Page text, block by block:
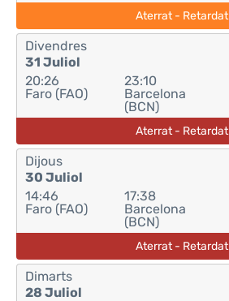
Aterrat - Retardat
Divendres
31 Juliol
20:26
Faro (FAO)
23:10
Barcelona
(BCN)
Aterrat - Retardat
Dijous
30 Juliol
14:46
Faro (FAO)
17:38
Barcelona
(BCN)
Aterrat - Retardat
Dimarts
28 Juliol